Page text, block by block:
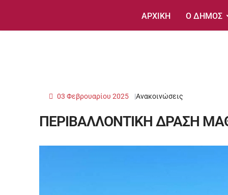
ΑΡΧΙΚΗ Ο ΔΗΜΟΣ
Ανακοινώσεις
03 Φεβρουαρίου 2025
ΠΕΡΙΒΑΛΛΟΝΤΙΚΗ ΔΡΑΣΗ